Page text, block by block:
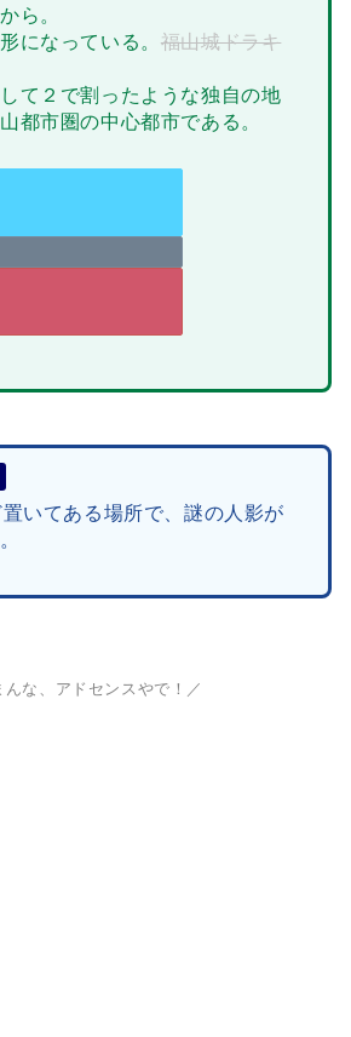
ら。
になっている。 福山城ドラキ
て２で割ったような独自の地
都市圏の中心都市である。
いてある場所で、謎の人影が
んな、アドセンスやで！／